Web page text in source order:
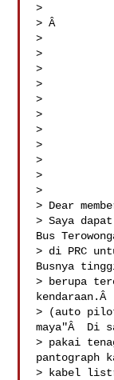
>
> Â
>
>
>
>
>
>
>
>
>
>
>
> Dear
> Saya
Bus
> di PRC
Busnya
> berupa
> (auto
maya"Â  Di
> pakai
pantograph
> kabel